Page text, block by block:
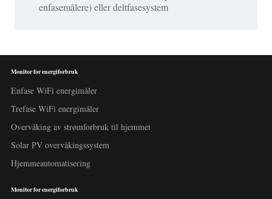
enfasemålere) eller deltfasesystem
Monitor for energiforbruk
Enfase WiFi energimåler
Trefase WiFi energimåler
Overvåking av strømforbruk til hjemmet
Solar PV overvåkingssystem
Hjemmeautomatisering
Monitor for energiforbruk